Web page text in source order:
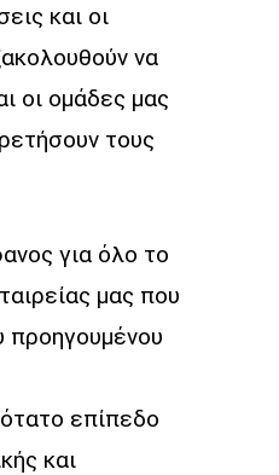
και οι
να
οι ομάδες μας
τους
για όλο το
μας που
προηγουμένου
επίπεδο
και